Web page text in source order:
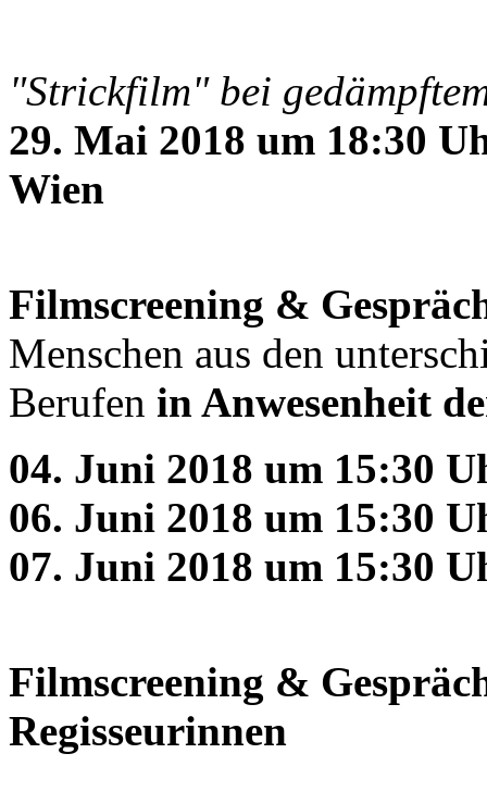
"Strickfilm" bei
29. Mai 2018 um 18:30
Wien
Filmscreening &
Menschen aus den
Berufen in Anwesenheit
04. Juni 2018 um 15:30
06. Juni 2018 um 15:30
07. Juni 2018 um 15:30
Filmscreening &
Regisseurinnen